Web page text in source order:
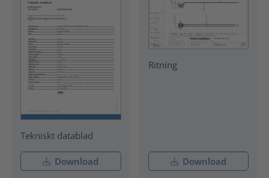
Tekniskt datablad
Download
Ritning
Download